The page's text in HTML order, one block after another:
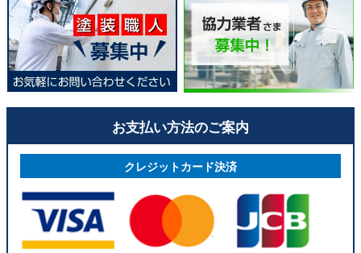
お支払い方法のご案内
クレジットカード決済